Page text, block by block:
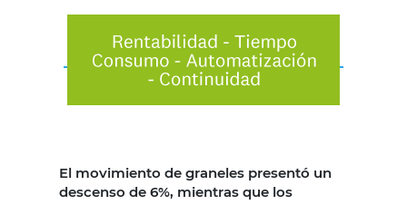
El movimiento de graneles presentó un
descenso de 6%, mientras que los